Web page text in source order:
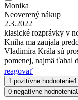
Monika
Neoverený nákup
2.3.2022
klasické rozprávky v
Kniha ma zaujala
Vladimíra Krála sú
pomenej, najmä ťahal
reagovať
1 pozitívne hodnotenie1
0 negatívne hodnotenia